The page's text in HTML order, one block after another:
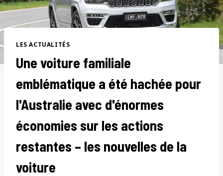
LES ACTUALITÉS
Une voiture familiale
emblématique a été hachée pour
l'Australie avec d'énormes
économies sur les actions
restantes – les nouvelles de la
voiture